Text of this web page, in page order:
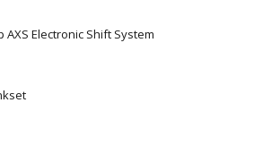
AXS Electronic Shift System